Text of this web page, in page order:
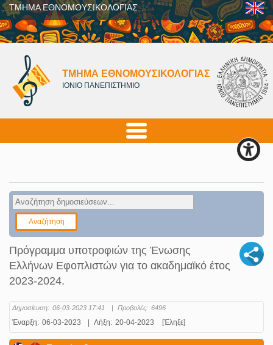
ΤΜΗΜΑ ΕΘΝΟΜΟΥΣΙΚΟΛΟΓΙΑΣ
ΤΜΗΜΑ ΕΘΝΟΜΟΥΣΙΚΟΛΟΓΙΑΣ
ΙΟΝΙΟ ΠΑΝΕΠΙΣΤΗΜΙΟ
Πρόγραμμα υποτροφιών της Ένωσης
Ελλήνων Εφοπλιστών για το ακαδημαϊκό έτος
2023-2024.
Δημοσίευση: 06-03-2023 17:41 | Προβολές: 6496
Έναρξη: 06-03-2023 Λήξη: 20-04-2023 [Έληξε]